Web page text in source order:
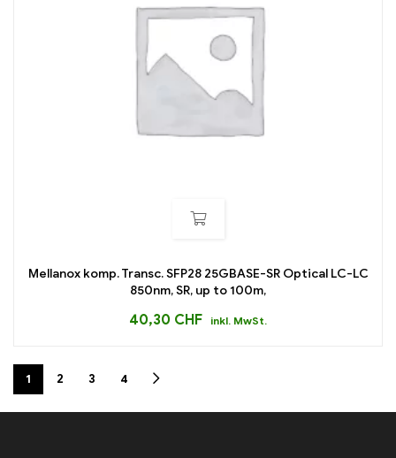
Mellanox komp. Transc. SFP28 25GBASE-SR Optical LC-LC
850nm, SR, up to 100m,
40,30 CHF inkl. MwSt.
1 2 3 4